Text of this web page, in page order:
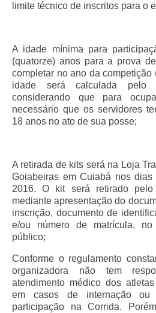
limite técnico de inscritos para o
A idade mínima para
(quatorze) anos para a prova
completar no ano da competição
idade será calculada pelo
considerando que para
necessário que os servidores
18 anos no ato de sua posse;
A retirada de kits será na Loja
Goiabeiras em Cuiabá nos
2016. O kit será retirado
mediante apresentação do
inscrição, documento de
e/ou número de matrícula,
público;
Conforme o regulamento
organizadora não tem
atendimento médico dos
em casos de internação ou
participação na Corrida.